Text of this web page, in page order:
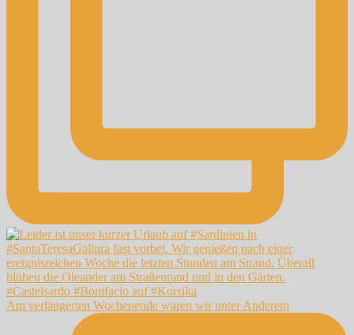
Am verlängerten Wochenende waren wir unter Anderem